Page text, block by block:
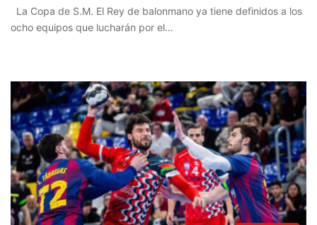
La Copa de S.M. El Rey de balonmano ya tiene definidos a los
ocho equipos que lucharán por el…